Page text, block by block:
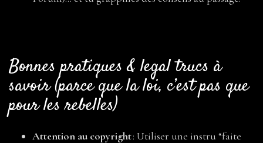
Bonnes pratiques & legal trucs à
savoir (parce que la loi, c’est pas que
pour les rebelles)
Attention au copyright: Utiliser une instru “faite